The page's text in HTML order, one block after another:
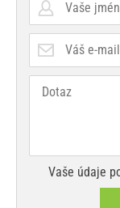
Vaše údaje